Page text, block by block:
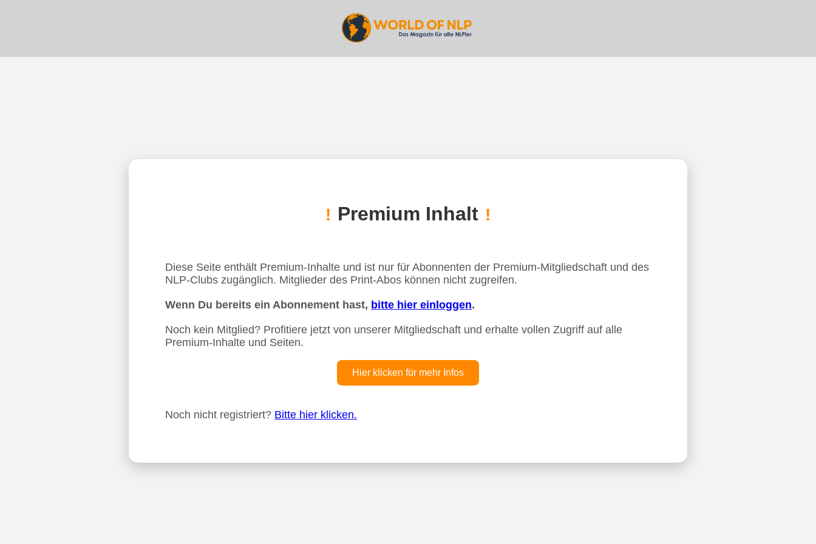
! Premium Inhalt !
Diese Seite enthält Premium-Inhalte und ist nur für Abonnenten der Premium-Mitgliedschaft und des
NLP-Clubs zugänglich. Mitglieder des Print-Abos können nicht zugreifen.
Wenn Du bereits ein Abonnement hast, bitte hier einloggen.
Noch kein Mitglied? Profitiere jetzt von unserer Mitgliedschaft und erhalte vollen Zugriff auf alle
Premium-Inhalte und Seiten.
Hier klicken für mehr Infos
Noch nicht registriert? Bitte hier klicken.